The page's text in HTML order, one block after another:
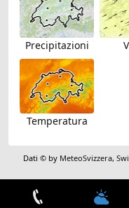
Precipitazioni
Temperatura
Dati © by MeteoSvizzera,